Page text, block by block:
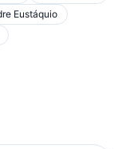
Eustáquio